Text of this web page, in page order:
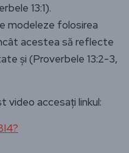
13:1).
modeleze folosirea
acestea să reflecte
și (Proverbele 13:2-3,
video accesați linkul: